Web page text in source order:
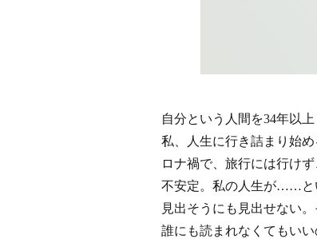
自分という人間を34年以
私、人生に行き詰まり始
ロナ禍で、旅行には行け
不安定。私の人生が……と
見出そうにも見出せない
誰にも読まれなくてもい